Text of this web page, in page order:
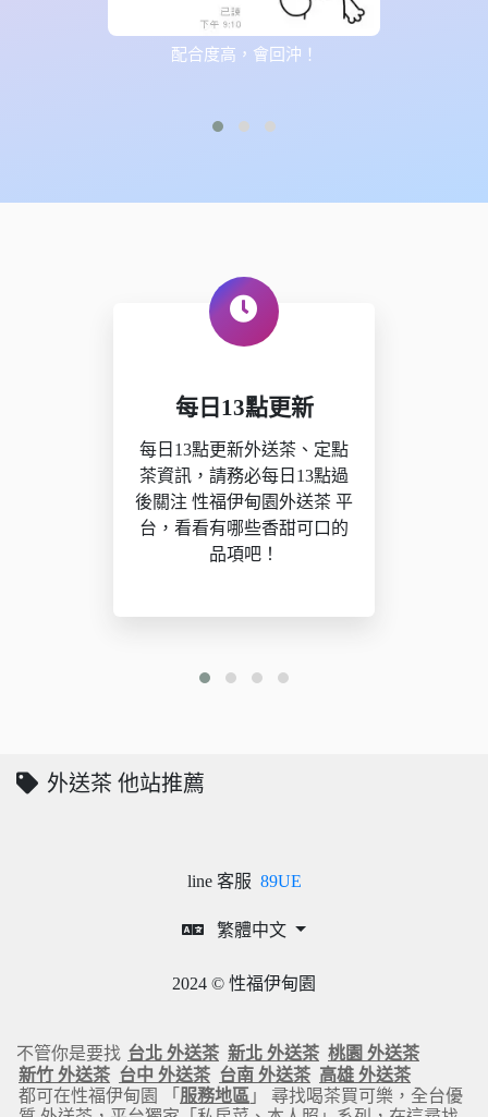
配合度高，會回沖！
每日13點更新
每日13點更新外送茶、定點
茶資訊，請務必每日13點過
後關注 性福伊甸園外送茶 平
台，看看有哪些香甜可口的
品項吧！
外送茶 他站推薦
line 客服 89UE
繁體中文
2024 © 性福伊甸園
不管你是要找 台北 外送茶 新北 外送茶 桃園 外送茶
新竹 外送茶 台中 外送茶 台南 外送茶 高雄 外送茶
都可在性福伊甸園 「 服務地區 」 尋找喝茶買可樂，全台優